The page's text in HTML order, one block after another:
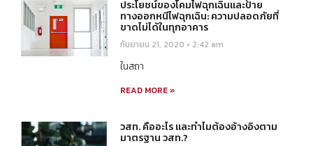
ประโยชน์ของโคมไฟฉุกเฉินและป้าย
ทางออกหนีไฟฉุกเฉิน: ความปลอดภัยที่
ขาดไม่ได้ในทุกอาคาร
กันยายน 21, 2020 2:42 am
ในสถา
READ MORE »
วสท. คืออะไร และทำไมต้องอ้างอิงตาม
มาตรฐาน วสท.?